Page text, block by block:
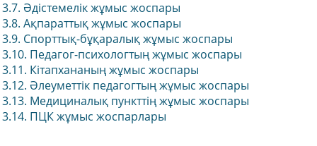
3.7. Әдістемелік жұмыс жоспары
3.8. Ақпараттық жұмыс жоспары
3.9. Спорттық-бұқаралық жұмыс жоспары
3.10. Педагог-психологтың жұмыс жоспары
3.11. Кітапхананың жұмыс жоспары
3.12. Әлеуметтік педагогтың жұмыс жоспары
3.13. Медициналық пункттің жұмыс жоспары
3.14. ПЦК жұмыс жоспарлары